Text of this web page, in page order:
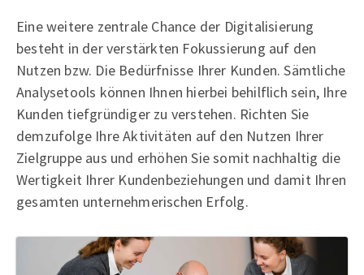
Eine weitere zentrale Chance der Digitalisierung
besteht in der verstärkten Fokussierung auf den
Nutzen bzw. Die Bedürfnisse Ihrer Kunden. Sämtliche
Analysetools können Ihnen hierbei behilflich sein, Ihre
Kunden tiefgründiger zu verstehen. Richten Sie
demzufolge Ihre Aktivitäten auf den Nutzen Ihrer
Zielgruppe aus und erhöhen Sie somit nachhaltig die
Wertigkeit Ihrer Kundenbeziehungen und damit Ihren
gesamten unternehmerischen Erfolg.